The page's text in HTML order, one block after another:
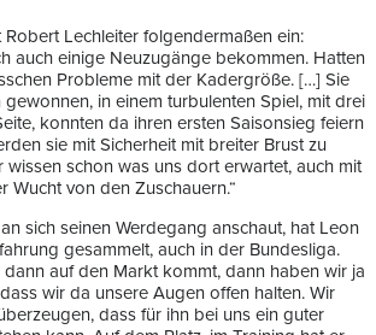
Lechleiter folgendermaßen ein:
auch einige Neuzugänge bekommen. Hatten
Probleme mit der Kadergröße. […] Sie
gewonnen, in einem turbulenten Spiel, mit drei
konnten da ihren ersten Saisonsieg feiern
sie mit Sicherheit mit breiter Brust zu
wissen schon was uns dort erwartet, auch mit
Wucht von den Zuschauern.“
sich seinen Werdegang anschaut, hat Leon
gesammelt, auch in der Bundesliga.
dann auf den Markt kommt, dann haben wir ja
wir da unsere Augen offen halten. Wir
dass für ihn bei uns ein guter